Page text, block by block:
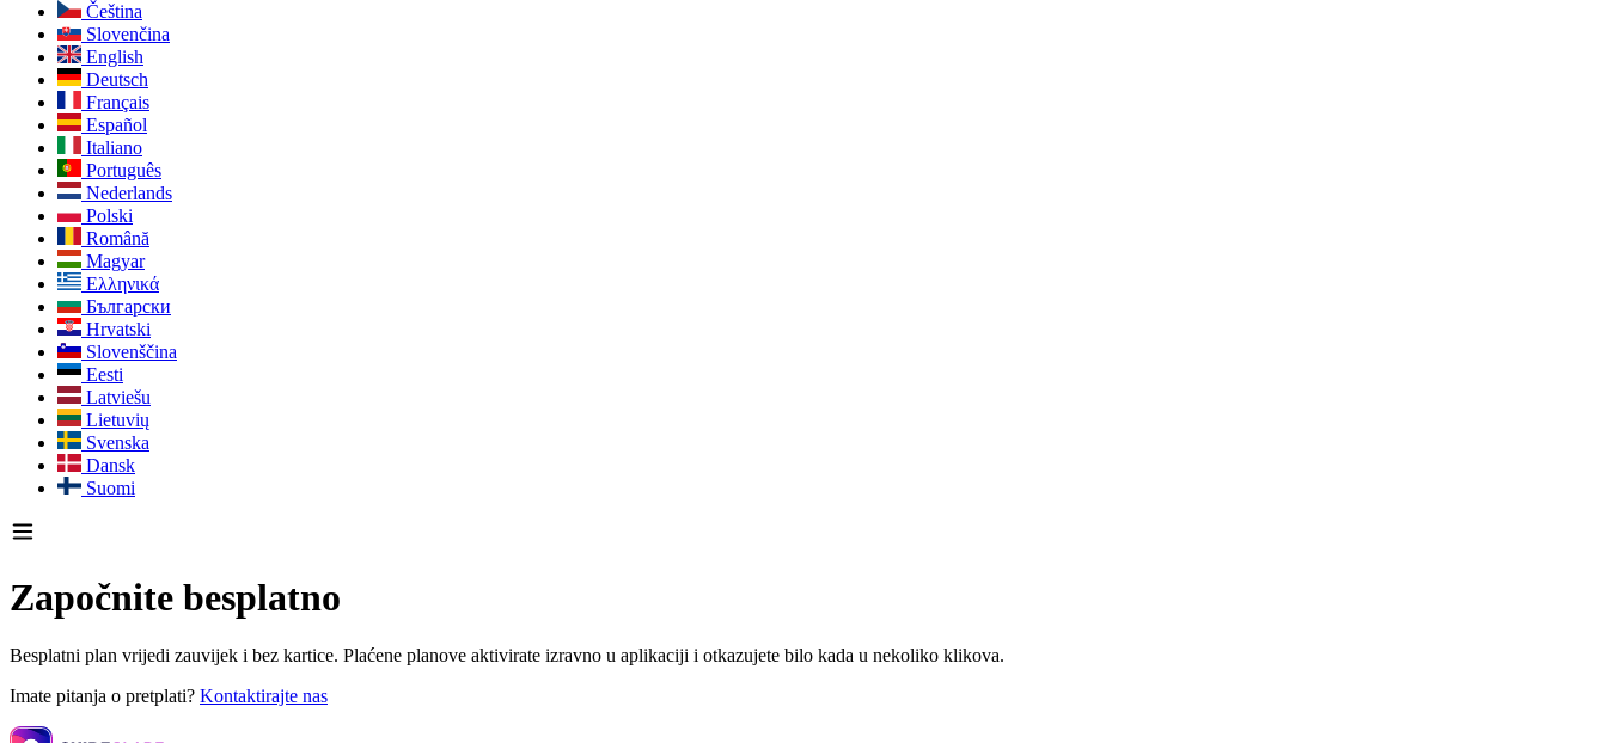
Čeština
Slovenčina
English
Deutsch
Français
Español
Italiano
Português
Nederlands
Polski
Română
Magyar
Ελληνικά
Български
Hrvatski
Slovenščina
Eesti
Latviešu
Lietuvių
Svenska
Dansk
Suomi
Započnite besplatno
Besplatni plan vrijedi zauvijek i bez kartice. Plaćene planove aktivirate izravno u aplikaciji i otkazujete bilo kada u nekoliko klikova.
Imate pitanja o pretplati? Kontaktirajte nas